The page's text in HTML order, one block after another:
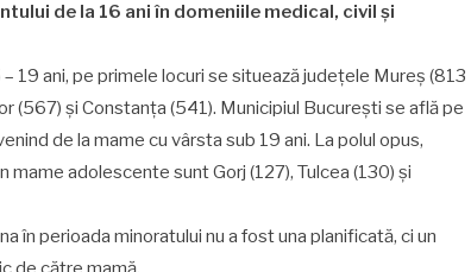
de la 16 ani în domeniile medical, civil și
19 ani, pe primele locuri se situează județele Mureș (813
(567) și Constanța (541). Municipiul București se află pe
de la mame cu vârsta sub 19 ani. La polul opus,
adolescente sunt Gorj (127), Tulcea (130) și
în perioada minoratului nu a fost una planificată, ci un